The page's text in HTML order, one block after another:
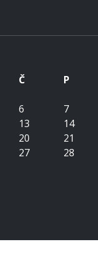
Č P
6 7
13 14
20 21
27 28